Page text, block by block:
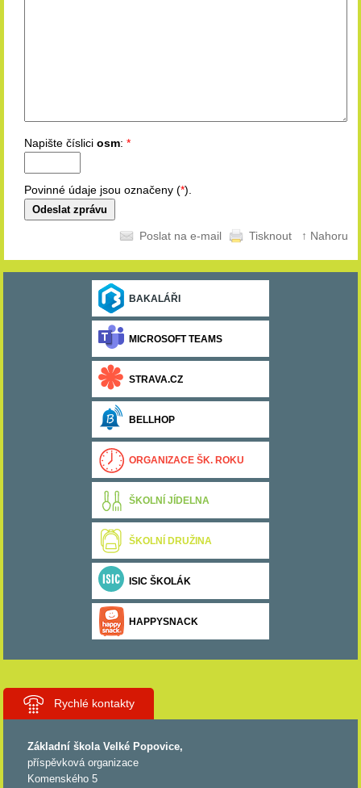
Napište číslici osm: *
Povinné údaje jsou označeny (*).
Poslat na e-mail Tisknout ↑ Nahoru
BAKALÁŘI
MICROSOFT TEAMS
STRAVA.CZ
BELLHOP
ORGANIZACE ŠK. ROKU
ŠKOLNÍ JÍDELNA
ŠKOLNÍ DRUŽINA
ISIC ŠKOLÁK
HAPPYSNACK
Rychlé kontakty
Základní škola Velké Popovice,
příspěvková organizace
Komenského 5